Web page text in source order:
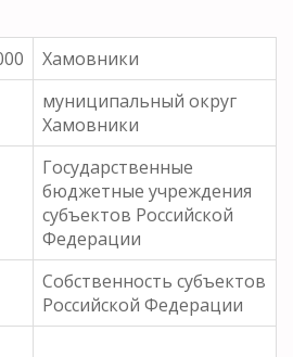
Хамовники
муниципальный округ
Хамовники
Государственные
бюджетные учреждения
субъектов Российской
Федерации
Собственность субъектов
Российской Федерации